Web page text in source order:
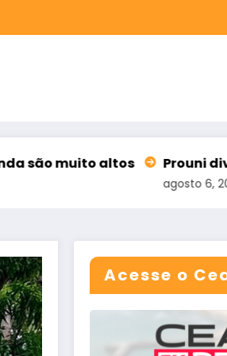
Prouni divulga resultado de
Acesse o